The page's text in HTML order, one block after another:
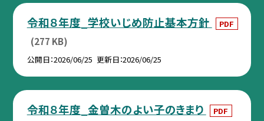
令和８年度_学校いじめ防止基本方針 PDF
(277 KB)
公開日 2026/06/25 更新日 2026/06/25
令和８年度_金曽木のよい子のきまり PDF